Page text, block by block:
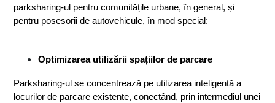
parksharing-ul pentru comunitățile urbane, în general, și
pentru posesorii de autovehicule, în mod special:
Optimizarea utilizării spațiilor de parcare
Parksharing-ul se concentrează pe utilizarea inteligentă a
locurilor de parcare existente, conectând, prin intermediul unei